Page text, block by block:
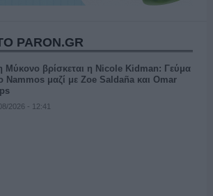
PARON.GR
Μύκονο βρίσκεται η Nicole Kidman: Γεύμα
Nammos μαζί με Zoe Saldaña και Omar
2026 - 12:41